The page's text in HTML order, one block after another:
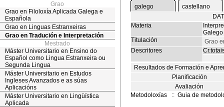
Grao
Grao en Filoloxía Aplicada Galega e
Española
Grao en Linguas Estranxeiras
Grao en Tradución e Interpretación
Mestrado
Máster Universitario en Ensino do
Español como Lingua Estranxeira ou
Segunda Lingua
Máster Universitario en Estudos
Ingleses Avanzados e as súas
Aplicacións
Máster Universitario en Lingüística
Aplicada
galego
castellano
Materia
Galego
Titulación
Grao
Descritores
Resultados de Formación e
Planificación
Avaliación
Metodoloxías
:: Guia de